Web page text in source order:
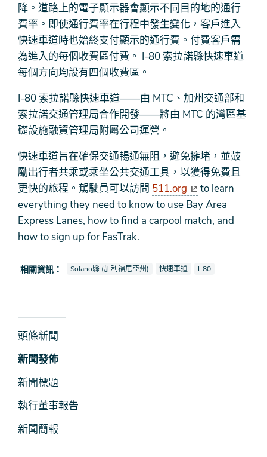
降。道路上的電子顯示器會顯示不同目的地的通行
費率。即使通行費率在行程中發生變化，客戶進入
快速車道時也始終支付顯示的通行費。付費客戶需
為進入的每個收費區付費。 I-80 索拉諾縣快速車道
每個方向均設有四個收費區。
I-80 索拉諾縣快速車道——由 MTC、加州交通部和
索拉諾交通管理局合作開發——將由 MTC 的灣區基
礎設施融資管理局附屬公司運營。
快速車道旨在確保交通暢通無阻，避免擁堵，並鼓
勵出行者共乘或乘坐公共交通工具，以獲得免費且
更快的旅程。駕駛員可以訪問 511.org
to learn
everything they need to know to use Bay Area
Express Lanes, how to find a carpool match, and
how to sign up for FasTrak.
相關資訊： 查看新聞報導也被標記為
Solano縣 (加利福尼亞州) 查看新聞報導也被標記為
快速車道 查看新聞報導也被標
I-80
新
聞
及
媒
體
頭條新聞
新聞發佈
新聞標題
執行董事報告
新聞簡報